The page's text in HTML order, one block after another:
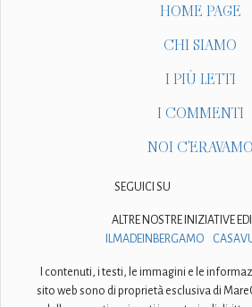
HOME PAGE
CHI SIAMO
I PIÙ LETTI
I COMMENTI
NOI C'ERAVAMO
SEGUICI SU
ALTRE NOSTRE INIZIATIVE
ILMADEINBERGAMO
I contenuti, i testi, le immagini e le
sito web sono di proprietà esclusiva di